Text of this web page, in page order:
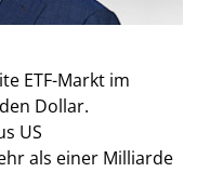
ETF-Markt im
Dollar.
US
als einer Milliarde